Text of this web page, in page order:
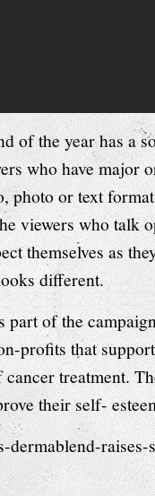
of the year has a
who have major
photo or text
viewers who talk
themselves as
different.
part of the
profits that
treatment.
their self-
dermablend-